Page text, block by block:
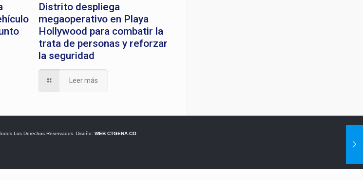
Distrito despliega
megaoperativo en Playa
Hollywood para combatir la
trata de personas y reforzar
la seguridad
Leer más
Los Derechos Reservados. Diseño: WEB CTGENA.CO